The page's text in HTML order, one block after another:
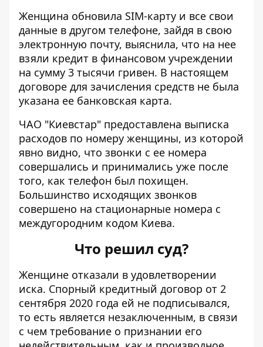
Женщина обновила SIM-карту и все свои
данные в другом телефоне, зайдя в свою
электронную почту, выяснила, что на нее
взяли кредит в финансовом учреждении
на сумму 3 тысячи гривен. В настоящем
договоре для зачисления средств не была
указана ее банковская карта.
ЧАО "Киевстар" предоставлена ​​выписка
расходов по номеру женщины, из которой
явно видно, что звонки с ее номера
совершались и принимались уже после
того, как телефон был похищен.
Большинство исходящих звонков
совершено на стационарные номера с
междугородним кодом Киева.
Что решил суд?
Женщине отказали в удовлетворении
иска. Спорный кредитный договор от 2
сентября 2020 года ей не подписывался,
то есть является незаключенным, в связи
с чем требование о признании его